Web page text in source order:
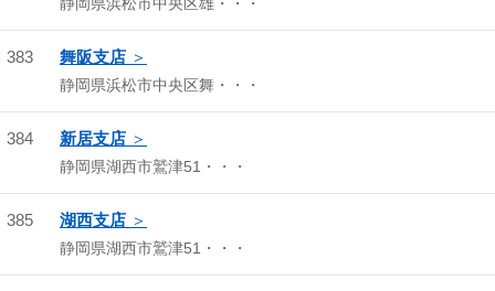
383 舞阪支店
静岡県浜松市中央区舞・・・
384 新居支店
静岡県湖西市鷲津51・・・
385 湖西支店
静岡県湖西市鷲津51・・・